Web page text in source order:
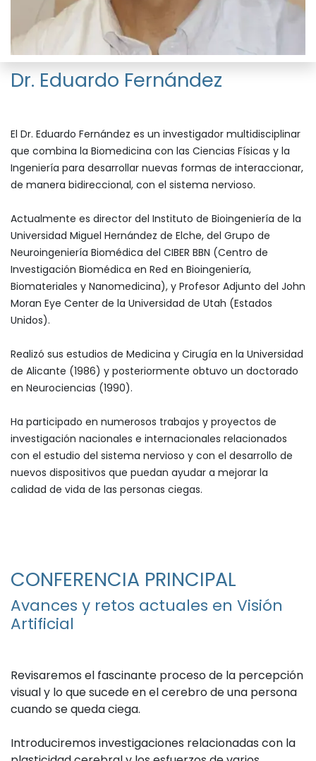
Dr. Eduardo Fernández
El Dr. Eduardo Fernández es un investigador multidisciplinar
que combina la Biomedicina con las Ciencias Físicas y la
Ingeniería para desarrollar nuevas formas de interaccionar,
de manera bidireccional, con el sistema nervioso.
Actualmente es director del Instituto de Bioingeniería de la
Universidad Miguel Hernández de Elche, del Grupo de
Neuroingeniería Biomédica del CIBER BBN (Centro de
Investigación Biomédica en Red en Bioingeniería,
Biomateriales y Nanomedicina), y Profesor Adjunto del John
Moran Eye Center de la Universidad de Utah (Estados
Unidos).
Realizó sus estudios de Medicina y Cirugía en la Universidad
de Alicante (1986) y posteriormente obtuvo un doctorado
en Neurociencias (1990).
Ha participado en numerosos trabajos y proyectos de
investigación nacionales e internacionales relacionados
con el estudio del sistema nervioso y con el desarrollo de
nuevos dispositivos que puedan ayudar a mejorar la
calidad de vida de las personas ciegas. ​
CONFERENCIA PRINCIPAL
Avances y retos actuales en Visión
Artificial
Revisaremos el fascinante proceso de la percepción
visual y lo que sucede en el cerebro de una persona
cuando se queda ciega.
Introduciremos investigaciones relacionadas con la